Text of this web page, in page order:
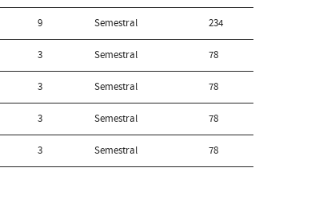
9 Semestral 234
3 Semestral 78
3 Semestral 78
3 Semestral 78
3 Semestral 78